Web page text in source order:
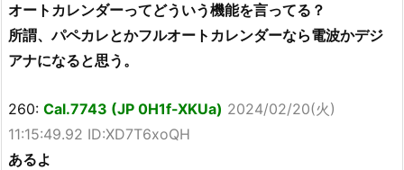
オートカレンダーってどういう機能を言ってる？
所謂、パペカレとかフルオートカレンダーなら電波かデジ
アナになると思う。
260: Cal.7743 (JP 0H1f-XKUa) 2024/02/20(火)
11:15:49.92 ID:XD7T6xoQH
あるよ